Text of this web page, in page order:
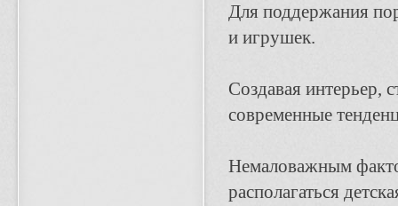
Для поддержания
и игрушек.
Создавая интерьер,
современные
Немаловажным
располагаться